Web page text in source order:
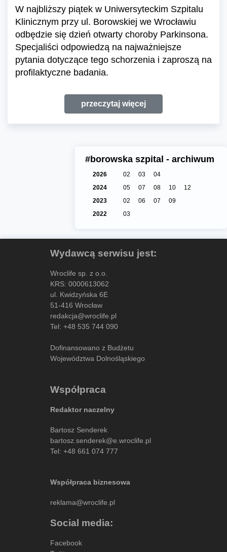
W najbliższy piątek w Uniwersyteckim Szpitalu
Klinicznym przy ul. Borowskiej we Wrocławiu
odbędzie się dzień otwarty choroby Parkinsona.
Specjaliści odpowiedzą na najważniejsze
pytania dotyczące tego schorzenia i zaproszą na
profilaktyczne badania.
przeczytaj więcej
#borowska szpital - archiwum
2026 02 03
04
2024
05 07 08 10
12
2023
02 06 07
09
2022
03
Wydawcą serwisu jest:
Wroclife sp. z o.o.
KRS: 0000613062
ul. Kwidzyńska 6E
51-416 Wrocław
redakcja@wroclife.pl
Tel: +48 535 744 090
Dofinansowano z Budżetu
Województwa Dolnośląskiego
Współpraca
Redaktor naczelny
Bartosz Senderek
bartosz.senderek@e.wroclife.pl
Tel: +48 661 074 777
Współpraca biznesowa
reklama@wroclife.pl
Social media:
Facebook